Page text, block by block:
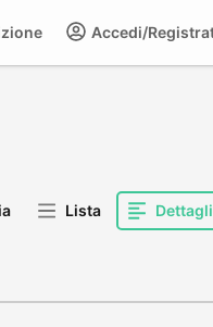
Accedi/
Lista